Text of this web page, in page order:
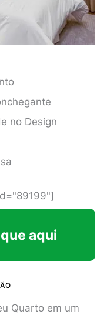
no Design
aqui
Quarto em um